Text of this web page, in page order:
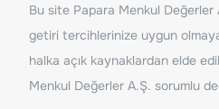
Bu site Papara Menkul Değerler
getiri tercihlerinize uygun
halka açık kaynaklardan elde
Menkul Değerler A.Ş. sorumlu